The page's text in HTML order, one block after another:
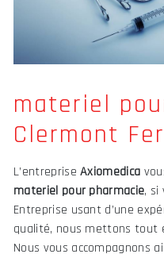
materiel
Clermont
L’entrepriseAxiomedica
materiel pour pharmacie, si
Entreprise usant d’une
qualité, nous mettons tout
Nous vous accompagnons